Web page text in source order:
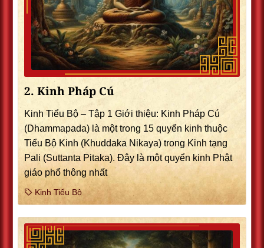
2. Kinh Pháp Cú
Kinh Tiểu Bộ – Tập 1 Giới thiệu: Kinh Pháp Cú
(Dhammapada) là một trong 15 quyển kinh thuộc
Tiểu Bộ Kinh (Khuddaka Nikaya) trong Kinh tạng
Pali (Suttanta Pitaka). Ðây là một quyển kinh Phật
giáo phổ thông nhất
Kinh Tiểu Bộ